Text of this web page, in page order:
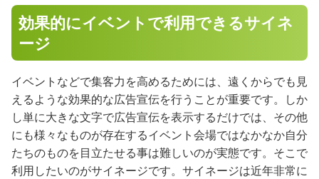
効果的にイベントで利用できるサイネ
ージ
イベントなどで集客力を高めるためには、遠くからでも見
えるような効果的な広告宣伝を行うことが重要です。しか
し単に大きな文字で広告宣伝を表示するだけでは、その他
にも様々なものが存在するイベント会場ではなかなか自分
たちのものを目立たせる事は難しいのが実態です。そこで
利用したいのがサイネージです。サイネージは近年非常に